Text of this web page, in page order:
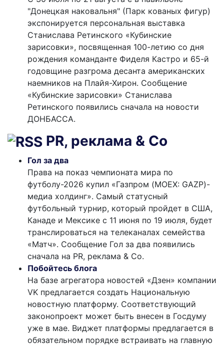
"Донецкая наковальня" (Парк кованых фигур)
экспонируется персональная выставка
Станислава Ретинского «Кубинские
зарисовки», посвященная 100-летию со дня
рождения команданте Фиделя Кастро и 65-й
годовщине разгрома десанта американских
наемников на Плайя-Хирон. Сообщение
«Кубинские зарисовки» Станислава
Ретинского появились сначала на новости
ДОНБАССА.
PR, реклама & Co
Гол за два
Права на показ чемпионата мира по
футболу-2026 купил «Газпром (MOEX: GAZP)-
медиа холдинг». Самый статусный
футбольный турнир, который пройдет в США,
Канаде и Мексике с 11 июня по 19 июля, будет
транслироваться на телеканалах семейства
«Матч». Сообщение Гол за два появились
сначала на PR, реклама & Co.
Побойтесь блога
На базе агрегатора новостей «Дзен» компании
VK предлагается создать Национальную
новостную платформу. Соответствующий
законопроект может быть внесен в Госдуму
уже в мае. Виджет платформы предлагается в
обязательном порядке встраивать на главную